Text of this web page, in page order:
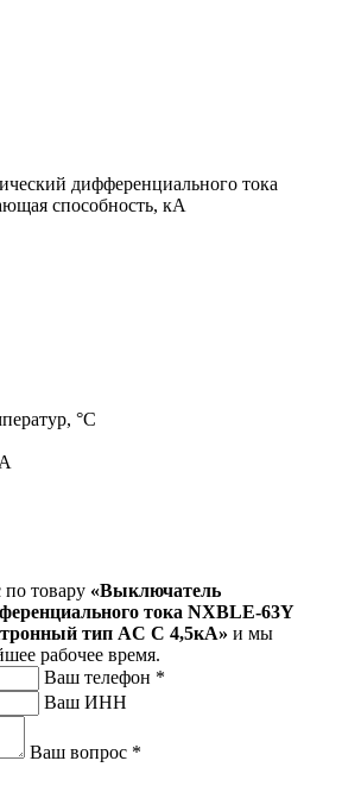
дифференциального тока
способность, кA
°C
товару «Выключатель
тока NXBLE-63Y
тип AC C 4,5кА» и мы
рабочее время.
Ваш телефон *
Ваш ИНН
Ваш вопрос *